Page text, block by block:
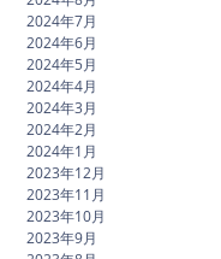
2024年7月
2024年6月
2024年5月
2024年4月
2024年3月
2024年2月
2024年1月
2023年12月
2023年11月
2023年10月
2023年9月